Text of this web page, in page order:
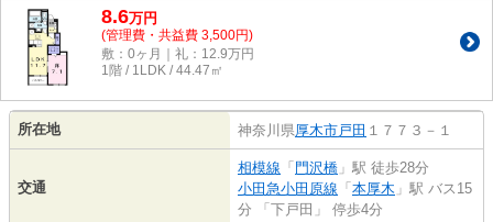
8.6万円
(管理費・共益費 3,500円)
敷：0ヶ月｜礼：12.9万円
1階 / 1LDK / 44.47㎡
所在地 神奈川県厚木市戸田 １７７３－１
交通
相模線 「 門沢橋 」駅 徒歩28分
小田急小田原線 「 本厚木 」駅 バス15
分 「下戸田」 停歩4分